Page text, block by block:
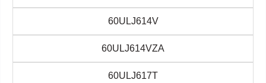
60ULJ614V
60ULJ614VZA
60ULJ617T